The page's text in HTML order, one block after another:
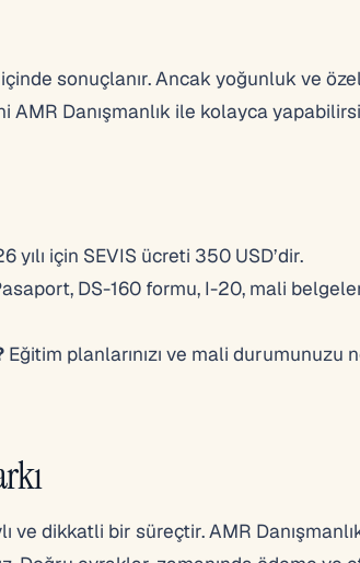
sonuçlanır. Ancak yoğunluk ve
Danışmanlık ile kolayca
yılı için SEVIS ücreti 350 USD’dir.
DS-160 formu, I-20, mali
Eğitim planlarınızı ve mali durumunuzu
ve dikkatli bir süreçtir. AMR